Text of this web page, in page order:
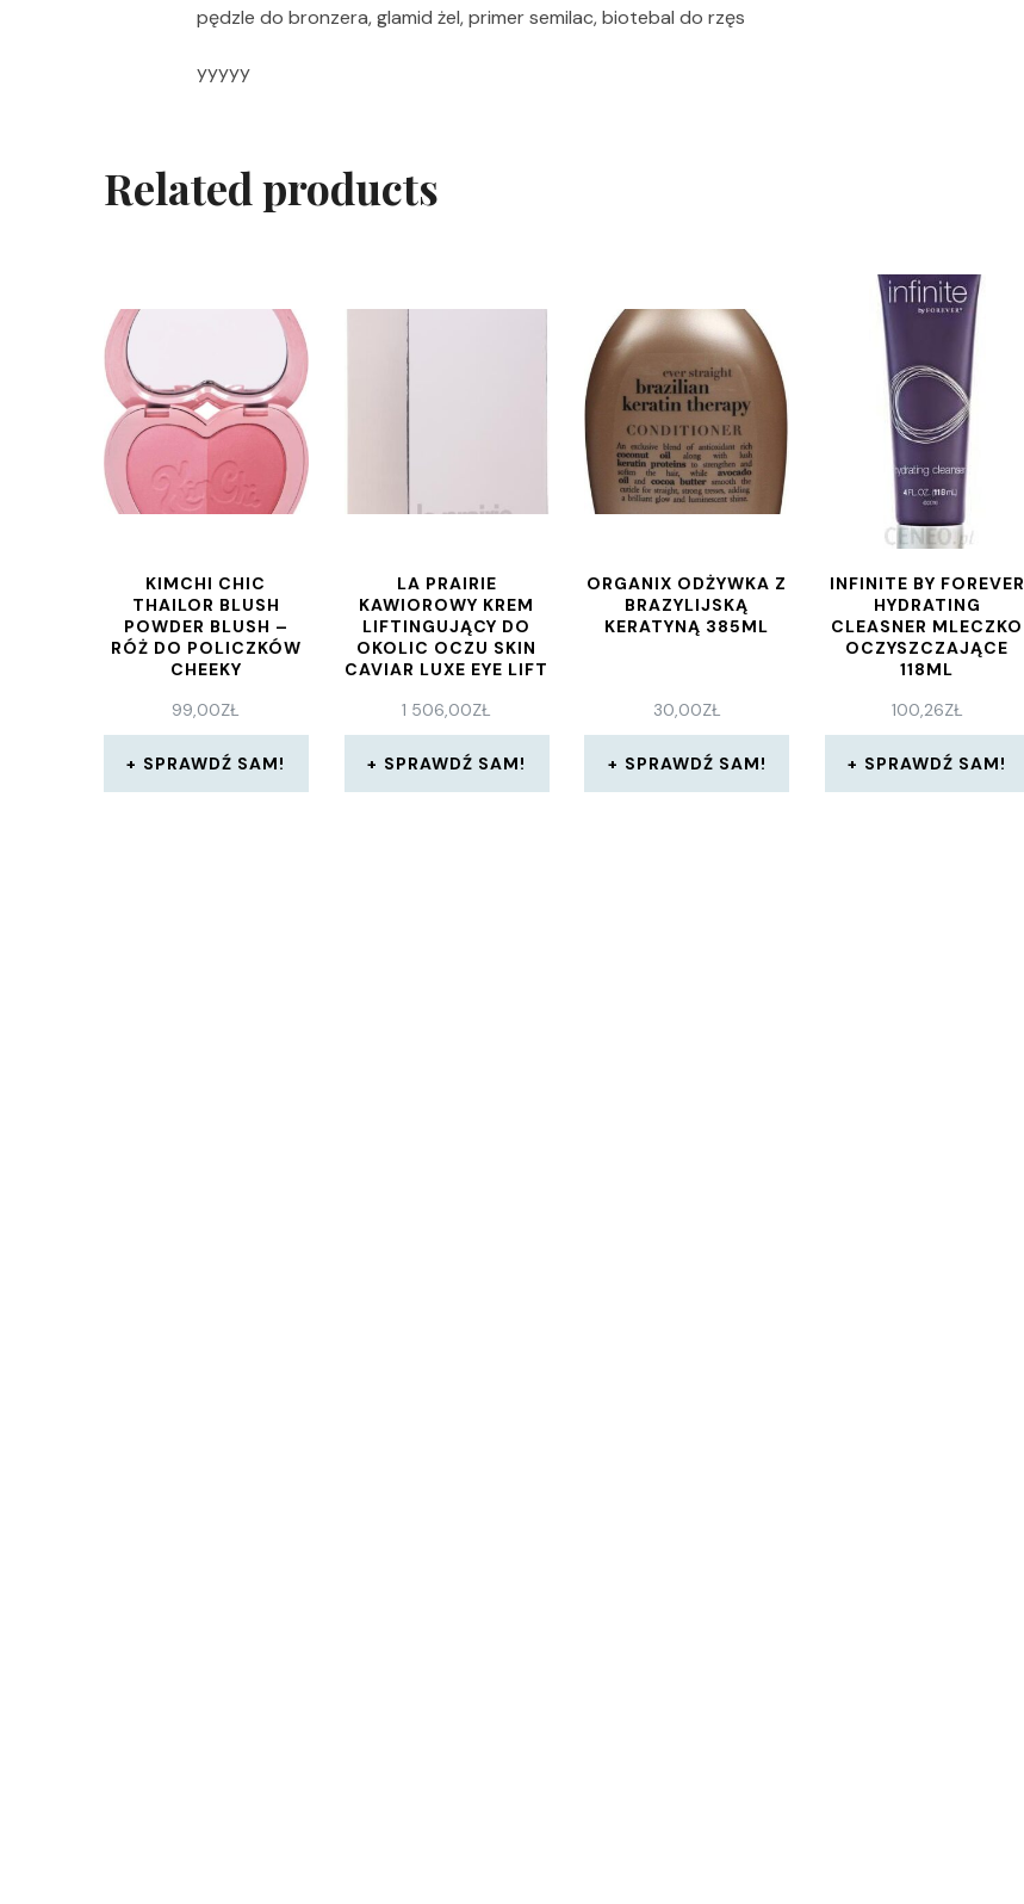
pędzle do bronzera, glamid żel, primer semilac, biotebal do rzęs
yyyyy
Related products
KIMCHI CHIC
THAILOR BLUSH
POWDER BLUSH –
RÓŻ DO POLICZKÓW
CHEEKY
99,00ZŁ
SPRAWDŹ SAM!
LA PRAIRIE
KAWIOROWY KREM
LIFTINGUJĄCY DO
OKOLIC OCZU SKIN
CAVIAR LUXE EYE LIFT
1 506,00ZŁ
SPRAWDŹ SAM!
ORGANIX ODŻYWKA Z
BRAZYLIJSKĄ
KERATYNĄ 385ML
30,00ZŁ
SPRAWDŹ SAM!
INFINITE BY FOREVER
HYDRATING
CLEASNER MLECZKO
OCZYSZCZAJĄCE
118ML
100,26ZŁ
SPRAWDŹ SAM!